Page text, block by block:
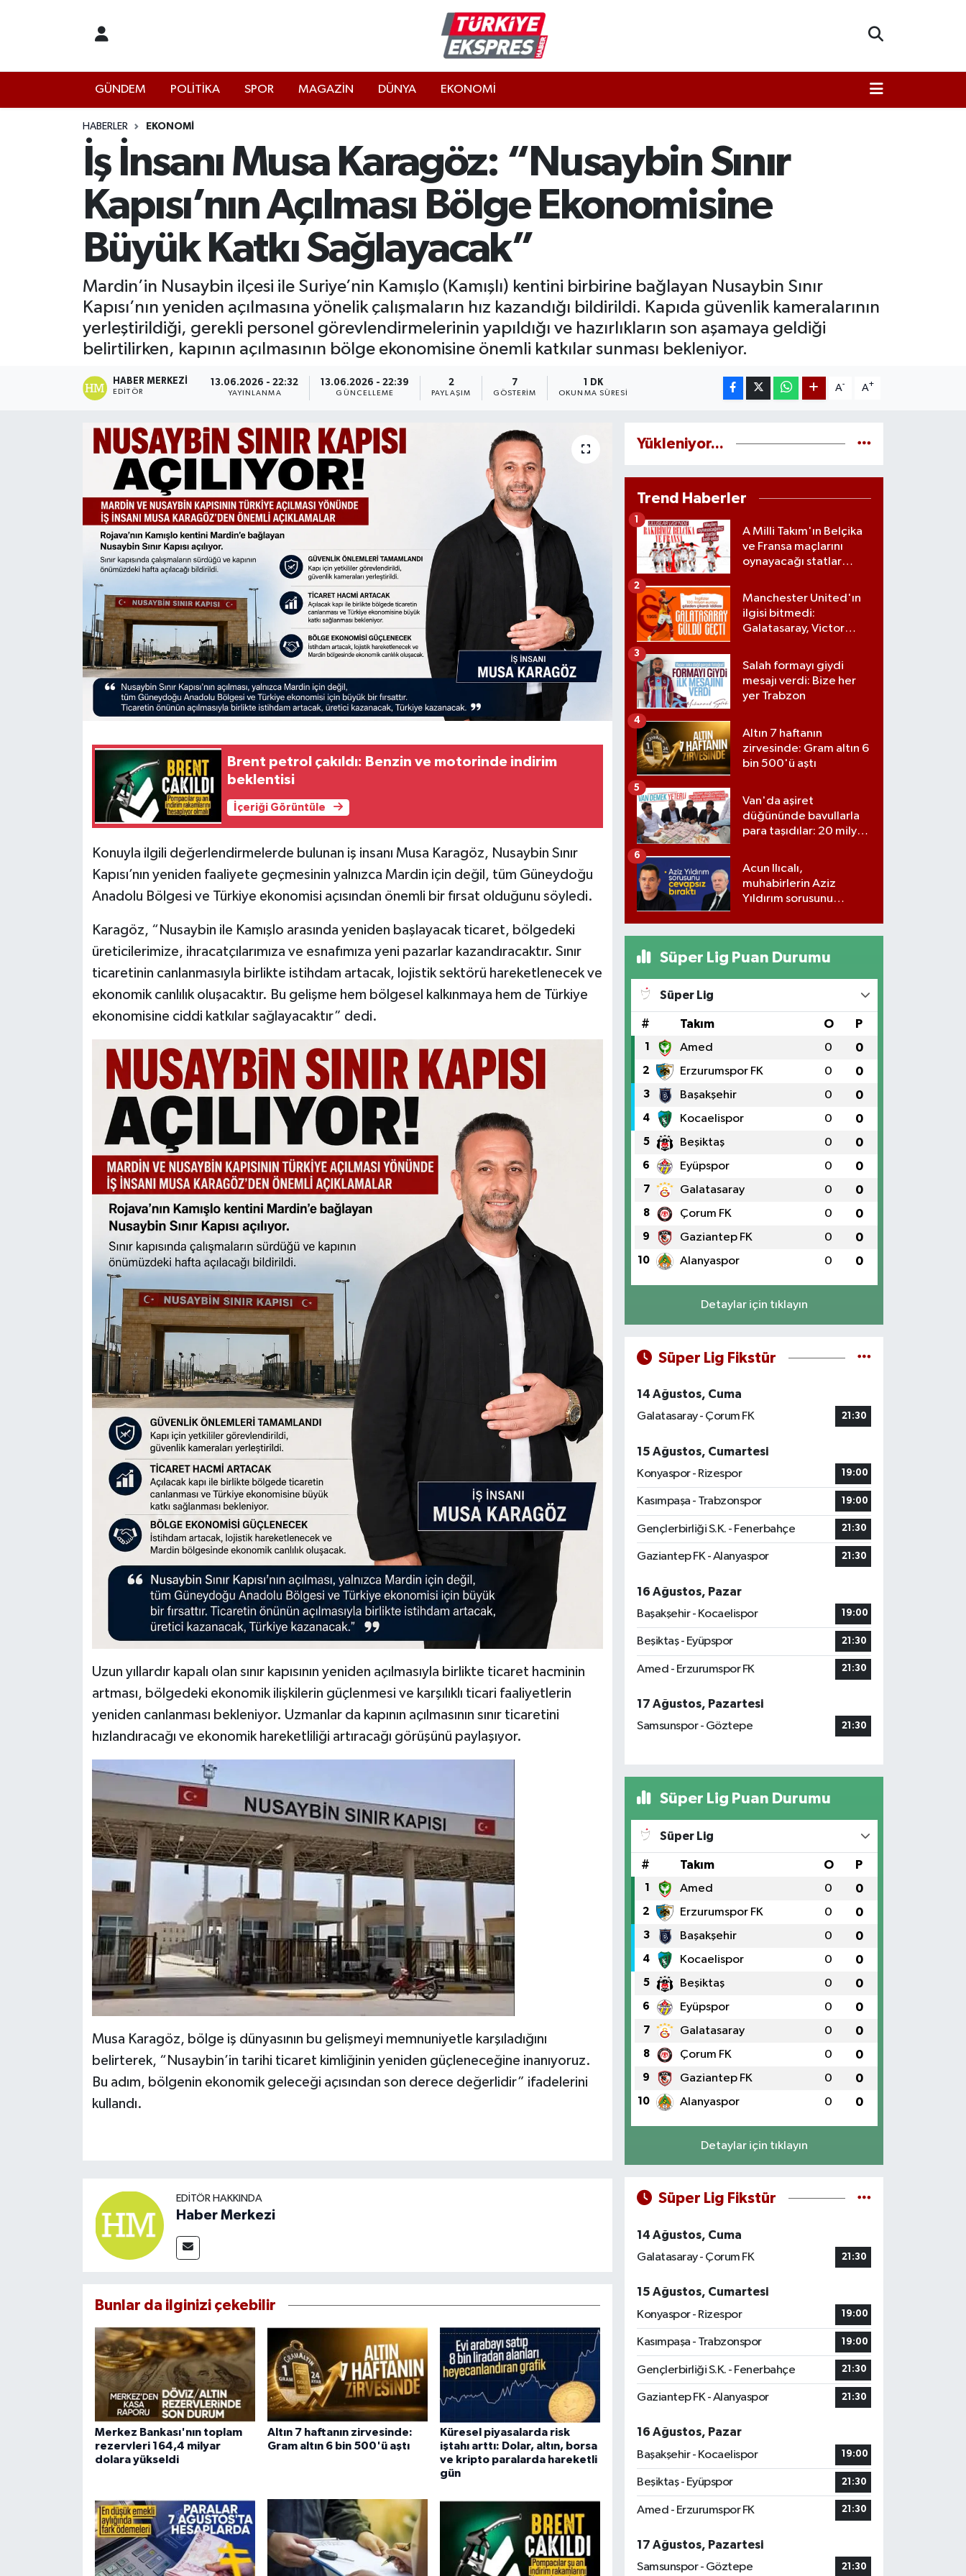
GÜNDEM POLİTİKA SPOR MAGAZİN DÜNYA EKONOMİ
HABERLER EKONOMİ
İş İnsanı Musa Karagöz: “Nusaybin Sınır
Kapısı’nın Açılması Bölge Ekonomisine
Büyük Katkı Sağlayacak”
Mardin’in Nusaybin ilçesi ile Suriye’nin Kamışlo (Kamışlı) kentini birbirine bağlayan Nusaybin Sınır
Kapısı’nın yeniden açılmasına yönelik çalışmaların hız kazandığı bildirildi. Kapıda güvenlik kameralarının
yerleştirildiği, gerekli personel görevlendirmelerinin yapıldığı ve hazırlıkların son aşamaya geldiği
belirtilirken, kapının açılmasının bölge ekonomisine önemli katkılar sunması bekleniyor.
HABER MERKEZI
EDITÖR
13.06.2026 - 22:32
YAYINLANMA
13.06.2026 - 22:39
GÜNCELLEME
2
PAYLAŞIM
7
GÖSTERIM
1 DK
OKUNMA SÜRESI
A- A+
Brent petrol çakıldı: Benzin ve motorinde indirim
beklentisi
İçeriği Görüntüle
Konuyla ilgili değerlendirmelerde bulunan iş insanı Musa Karagöz, Nusaybin Sınır
Kapısı’nın yeniden faaliyete geçmesinin yalnızca Mardin için değil, tüm Güneydoğu
Anadolu Bölgesi ve Türkiye ekonomisi açısından önemli bir fırsat olduğunu söyledi.
Karagöz, “Nusaybin ile Kamışlo arasında yeniden başlayacak ticaret, bölgedeki
üreticilerimize, ihracatçılarımıza ve esnafımıza yeni pazarlar kazandıracaktır. Sınır
ticaretinin canlanmasıyla birlikte istihdam artacak, lojistik sektörü hareketlenecek ve
ekonomik canlılık oluşacaktır. Bu gelişme hem bölgesel kalkınmaya hem de Türkiye
ekonomisine ciddi katkılar sağlayacaktır” dedi.
Uzun yıllardır kapalı olan sınır kapısının yeniden açılmasıyla birlikte ticaret hacminin
artması, bölgedeki ekonomik ilişkilerin güçlenmesi ve karşılıklı ticari faaliyetlerin
yeniden canlanması bekleniyor. Uzmanlar da kapının açılmasının sınır ticaretini
hızlandıracağı ve ekonomik hareketliliği artıracağı görüşünü paylaşıyor.
Musa Karagöz, bölge iş dünyasının bu gelişmeyi memnuniyetle karşıladığını
belirterek, “Nusaybin’in tarihi ticaret kimliğinin yeniden güçleneceğine inanıyoruz.
Bu adım, bölgenin ekonomik geleceği açısından son derece değerlidir” ifadelerini
kullandı.
EDITÖR HAKKINDA
Haber Merkezi
Bunlar da ilginizi çekebilir
Merkez Bankası'nın toplam
rezervleri 164,4 milyar
dolara yükseldi
Altın 7 haftanın zirvesinde:
Gram altın 6 bin 500'ü aştı
Küresel piyasalarda risk
iştahı arttı: Dolar, altın, borsa
ve kripto paralarda hareketli
gün
Yükleniyor...
Trend Haberler
A Milli Takım'ın Belçika
ve Fransa maçlarını
oynayacağı statlar
1
Manchester United'ın
ilgisi bitmedi:
Galatasaray, Victor
verdi
2
Salah formayı giydi
mesajı verdi: Bize her
yer Trabzon
3
Altın 7 haftanın
zirvesinde: Gram altın 6
bin 500'ü aştı
4
Van'da aşiret
düğününde bavullarla
para taşıdılar: 20 milyon
5
Acun Ilıcalı,
muhabirlerin Aziz
Yıldırım sorusunu
6
Süper Lig Puan Durumu
Süper Lig
# Takım O P
1 Amed 0 0
2 Erzurumspor FK 0 0
3 Başakşehir 0 0
4 Kocaelispor 0 0
5 Beşiktaş 0 0
6 Eyüpspor 0 0
7 Galatasaray 0 0
8 Çorum FK 0 0
9 Gaziantep FK 0 0
10 Alanyaspor 0 0
Detaylar için tıklayın
Süper Lig Fikstür
14 Ağustos, Cuma
Galatasaray - Çorum FK
21:30
15 Ağustos, Cumartesi
Konyaspor - Rizespor
19:00
Kasımpaşa - Trabzonspor 19:00
Gençlerbirliği S.K. - Fenerbahçe 21:30
Gaziantep FK - Alanyaspor 21:30
16 Ağustos, Pazar
Başakşehir - Kocaelispor
19:00
Beşiktaş - Eyüpspor 21:30
Amed - Erzurumspor FK 21:30
17 Ağustos, Pazartesi
Samsunspor - Göztepe
21:30
Süper Lig Puan Durumu
Süper Lig
# Takım O P
1 Amed 0 0
2 Erzurumspor FK 0 0
3 Başakşehir 0 0
4 Kocaelispor 0 0
5 Beşiktaş 0 0
6 Eyüpspor 0 0
7 Galatasaray 0 0
8 Çorum FK 0 0
9 Gaziantep FK 0 0
10 Alanyaspor 0 0
Detaylar için tıklayın
Süper Lig Fikstür
14 Ağustos, Cuma
Galatasaray - Çorum FK
21:30
15 Ağustos, Cumartesi
Konyaspor - Rizespor
19:00
Kasımpaşa - Trabzonspor 19:00
Gençlerbirliği S.K. - Fenerbahçe 21:30
Gaziantep FK - Alanyaspor 21:30
16 Ağustos, Pazar
Başakşehir - Kocaelispor
19:00
Beşiktaş - Eyüpspor 21:30
Amed - Erzurumspor FK 21:30
17 Ağustos, Pazartesi
Samsunspor - Göztepe
21:30
İstanbul Hava Durumu
İstanbul Namaz Vakitleri
İstanbul Trafik Yoğunluk Haritası
Süper Lig Puan Durumu ve Fikstür
Tüm Manşetler
Haber Arşivi